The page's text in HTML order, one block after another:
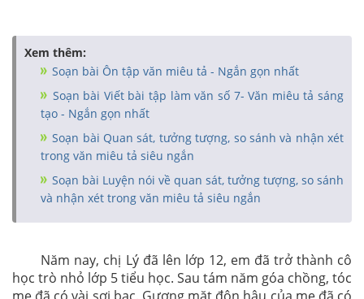
Xem thêm:
Soạn bài Ôn tập văn miêu tả - Ngắn gọn nhất
Soạn bài Viết bài tập làm văn số 7- Văn miêu tả sáng
tạo - Ngắn gọn nhất
Soạn bài Quan sát, tưởng tượng, so sánh và nhận xét
trong văn miêu tả siêu ngắn
Soạn bài Luyện nói về quan sát, tưởng tượng, so sánh
và nhận xét trong văn miêu tả siêu ngắn
Năm nay, chị Lý đã lên lớp 12, em đã trở thành cô
học trò nhỏ lớp 5 tiểu học. Sau tám năm góa chồng, tóc